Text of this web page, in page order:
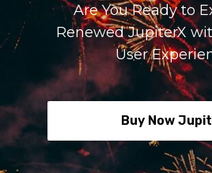
Are You Ready to
Renewed JupiterX
User
Buy Now